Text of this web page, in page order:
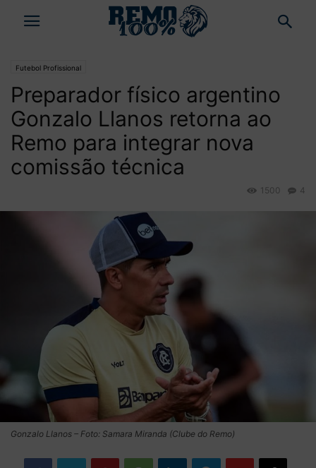
Futebol Profissional
Preparador físico argentino
Gonzalo Llanos retorna ao
Remo para integrar nova
comissão técnica
4
1500
Gonzalo Llanos – Foto: Samara Miranda (Clube do Remo)